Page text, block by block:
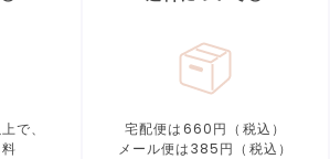
で、
宅配便は660円（税込）
メール便は385円（税込）